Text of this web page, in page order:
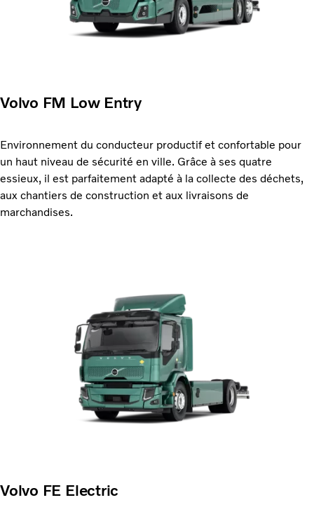
Volvo FM Low Entry
Environnement du conducteur productif et confortable pour
un haut niveau de sécurité en ville. Grâce à ses quatre
essieux, il est parfaitement adapté à la collecte des déchets,
aux chantiers de construction et aux livraisons de
marchandises.
Volvo FE Electric